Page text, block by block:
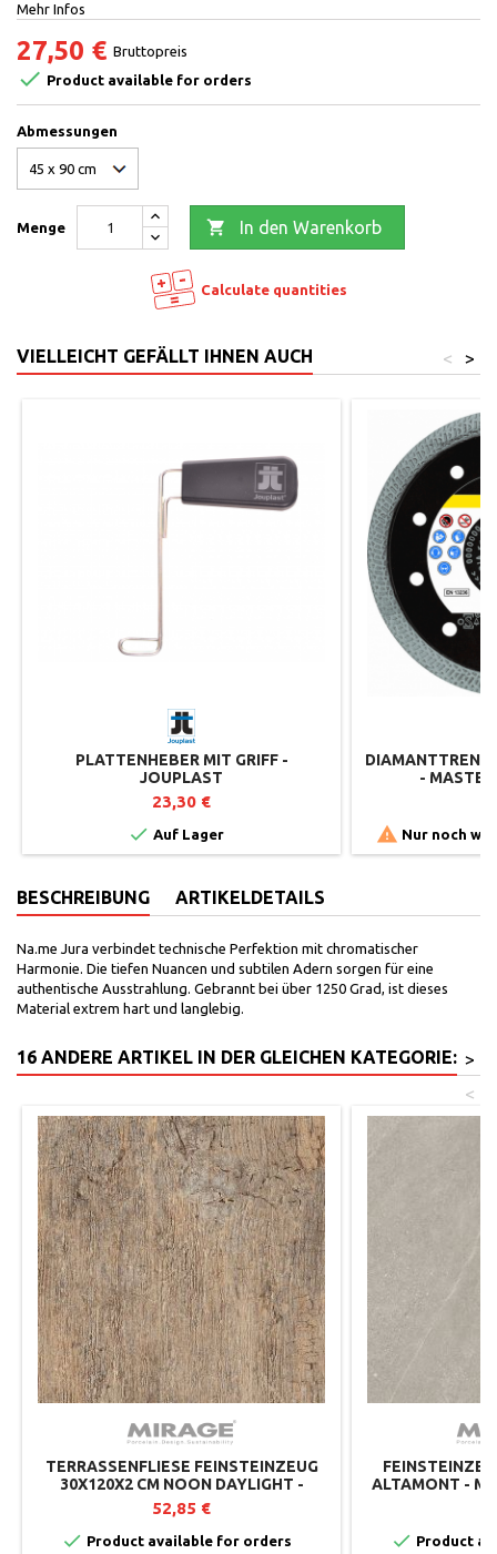
Mehr Infos
27,50 € Bruttopreis
 Product available for orders
Abmessungen
Menge  In den Warenkorb
Calculate quantities
VIELLEICHT GEFÄLLT IHNEN AUCH >
<
PLATTENHEBER MIT GRIFF -
JOUPLAST
23,30 €
 Auf Lager
-
 Nur noch
BESCHREIBUNG ARTIKELDETAILS
Na.me Jura verbindet technische Perfektion mit chromatischer
Harmonie. Die tiefen Nuancen und subtilen Adern sorgen für eine
authentische Ausstrahlung. Gebrannt bei über 1250 Grad, ist dieses
Material extrem hart und langlebig.
16 ANDERE ARTIKEL IN DER GLEICHEN KATEGORIE: >
<
TERRASSENFLIESE FEINSTEINZEUG
30X120X2 CM NOON DAYLIGHT -
MIRAGE
52,85 €
 Product available for orders
ALTAMONT -
 Product